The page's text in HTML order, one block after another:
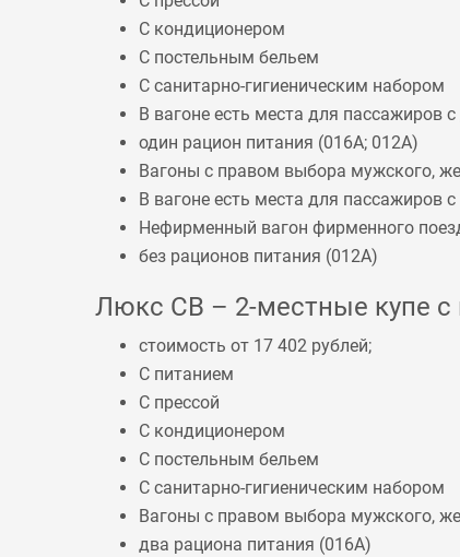
С кондиционером
С постельным бельем
С санитарно-гигиеническим набором
В вагоне есть места для пассажиров
один рацион питания (016А; 012А)
Вагоны с правом выбора мужского,
В вагоне есть места для
Нефирменный вагон фирменного
без рационов питания (012А)
Люкс СВ – 2-местные купе с
стоимость от 17 402 рублей;
С питанием
С прессой
С кондиционером
С постельным бельем
С санитарно-гигиеническим набором
Вагоны с правом выбора мужского,
два рациона питания (016А)